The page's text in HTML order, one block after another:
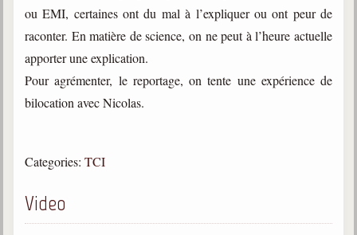
Enregistrements
Diaporamas
Enseignement
Posez-nous des questions
Consultez les réponses
ou EMI, certaines ont du mal à l’expliquer ou ont peur de
raconter. En matière de science, on ne peut à l’heure actuelle
apporter une explication.
Pour agrémenter, le reportage, on tente une expérience de
bilocation avec Nicolas.
Categories: TCI
Video